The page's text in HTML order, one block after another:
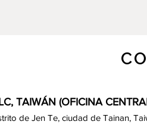
TAIWÁN (OFICINA
de Jen Te, ciudad de Tainan,